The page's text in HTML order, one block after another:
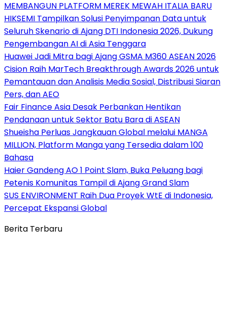
MEMBANGUN PLATFORM MEREK MEWAH ITALIA BARU
HIKSEMI Tampilkan Solusi Penyimpanan Data untuk
Seluruh Skenario di Ajang DTI Indonesia 2026, Dukung
Pengembangan AI di Asia Tenggara
Huawei Jadi Mitra bagi Ajang GSMA M360 ASEAN 2026
Cision Raih MarTech Breakthrough Awards 2026 untuk
Pemantauan dan Analisis Media Sosial, Distribusi Siaran
Pers, dan AEO
Fair Finance Asia Desak Perbankan Hentikan
Pendanaan untuk Sektor Batu Bara di ASEAN
Shueisha Perluas Jangkauan Global melalui MANGA
MILLION, Platform Manga yang Tersedia dalam 100
Bahasa
Haier Gandeng AO 1 Point Slam, Buka Peluang bagi
Petenis Komunitas Tampil di Ajang Grand Slam
SUS ENVIRONMENT Raih Dua Proyek WtE di Indonesia,
Percepat Ekspansi Global
Berita Terbaru